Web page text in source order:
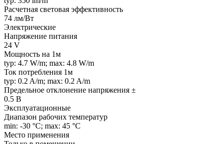
Расчетная световая эффективность
74 лм/Вт
Электрические
Напряжение питания
24 V
Мощность на 1м
typ: 4.7 W/m; max: 4.8 W/m
Ток потребления 1м
typ: 0.2 A/m; max: 0.2 A/m
Предельное отклонение напряжения ±
0.5 В
Эксплуатационные
Диапазон рабочих температур
min: -30 °C; max: 45 °C
Место применения